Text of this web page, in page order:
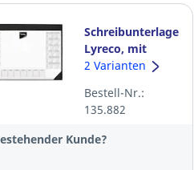
Schreibunterlage
Lyreco, mit
Kalendarium,
schwarz
2 Varianten
Bestell-Nr.:
135.882
Kunde?